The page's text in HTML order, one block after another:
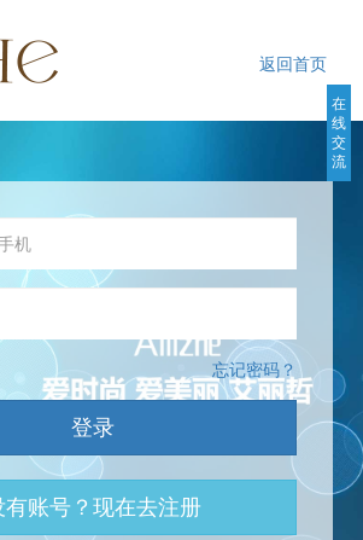
返回首页
忘记密码？
登录
有账号？现在去注册
在
线
交
流